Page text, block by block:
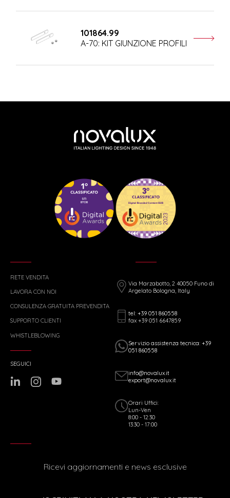
101864.99
A-70: KIT GIUNZIONE PROFILI
RETE VENDITA
LAVORA CON NOI
CONSULENZA GRATUITA PREVENDITA
SUPPORTO CLIENTI
WHISTLEBLOWING
Via Marzabotto, 2 40050 Funo di
Argelato Bologna, Italy
tel: +39 051 860558
fax +39 051 6647859
Servizio assistenza tecnica: +39
051 860558
info@novalux.it
export@novalux.it
Orari Uffici:
Lun-Ven
8:00 - 12:30
13:30 - 17:00
SEGUICI
Ricevi aggiornamenti e news esclusive